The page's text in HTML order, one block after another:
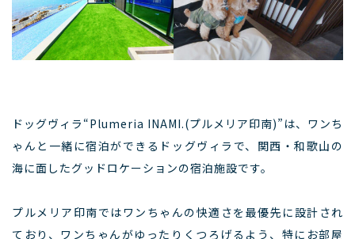
ドッグヴィラ“Plumeria INAMI.(プルメリア印南)”は、ワンち
ゃんと一緒に宿泊ができるドッグヴィラで、関西・和歌山の
海に面したグッドロケーションの宿泊施設です。
プルメリア印南ではワンちゃんの快適さを最優先に設計され
ており、ワンちゃんがゆったりくつろげるよう、特にお部屋